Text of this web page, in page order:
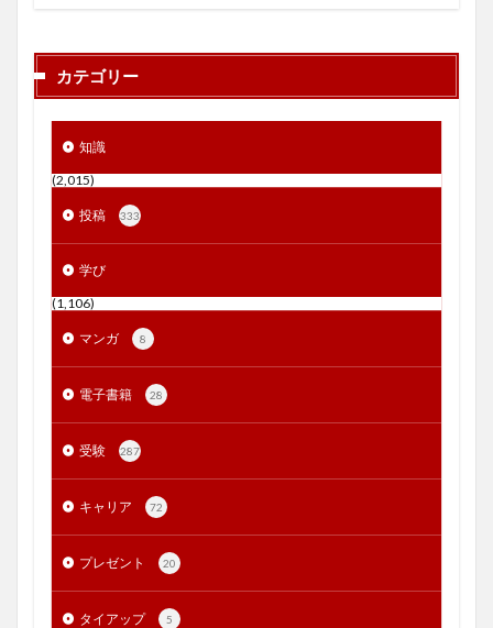
カテゴリー
知識
(2,015)
投稿 333
学び
(1,106)
マンガ 8
電子書籍 28
受験 287
キャリア 72
プレゼント 20
タイアップ 5